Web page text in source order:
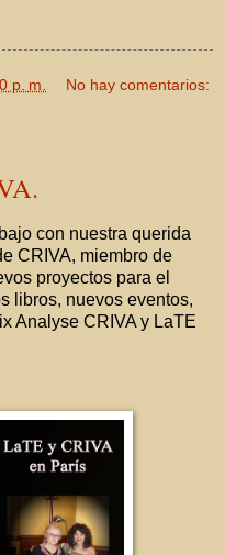
p. m. No hay comentarios:
con nuestra querida
CRIVA, miembro de
proyectos para el
libros, nuevos eventos,
Analyse CRIVA y LaTE